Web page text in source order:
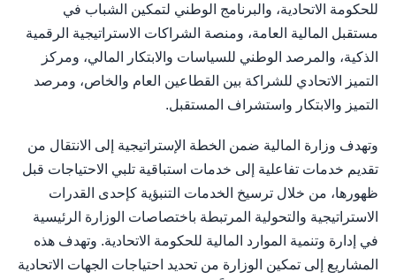
للحكومة الاتحادية، والبرنامج الوطني لتمكين الشباب في
مستقبل المالية العامة، ومنصة الشراكات الاستراتيجية الرقمية
الذكية، والمرصد الوطني للسياسات والابتكار المالي، ومركز
التميز الاتحادي للشراكة بين القطاعين العام والخاص، ومرصد
التميز والابتكار واستشراف المستقبل.
وتهدف وزارة المالية ضمن الخطة الإستراتيجية إلى الانتقال من
تقديم خدمات تفاعلية إلى خدمات استباقية تلبي الاحتياجات قبل
ظهورها، من خلال ترسيخ الخدمات التنبؤية كإحدى القدرات
الاستراتيجية والتحولية المرتبطة باختصاصات الوزارة الرئيسية
في إدارة وتنمية الموارد المالية للحكومة الاتحادية. وتهدف هذه
المشاريع إلى تمكين الوزارة من تحديد احتياجات الجهات الاتحادية